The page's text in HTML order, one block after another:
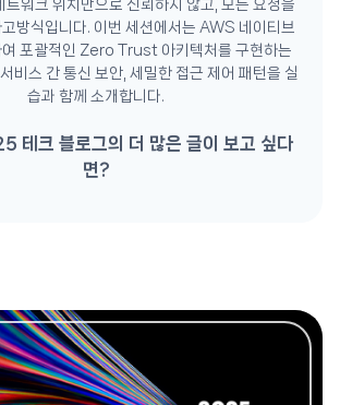
워크 위치만으로 신뢰하지 않고, 모든 요청을
방식입니다. 이번 세션에서는 AWS 네이티브
여 포괄적인 Zero Trust 아키텍처를 구현하는
비스 간 통신 보안, 세밀한 접근 제어 패턴을 실
습과 함께 소개합니다.
테크 블로그의 더 많은 글이 보고 싶다
면?